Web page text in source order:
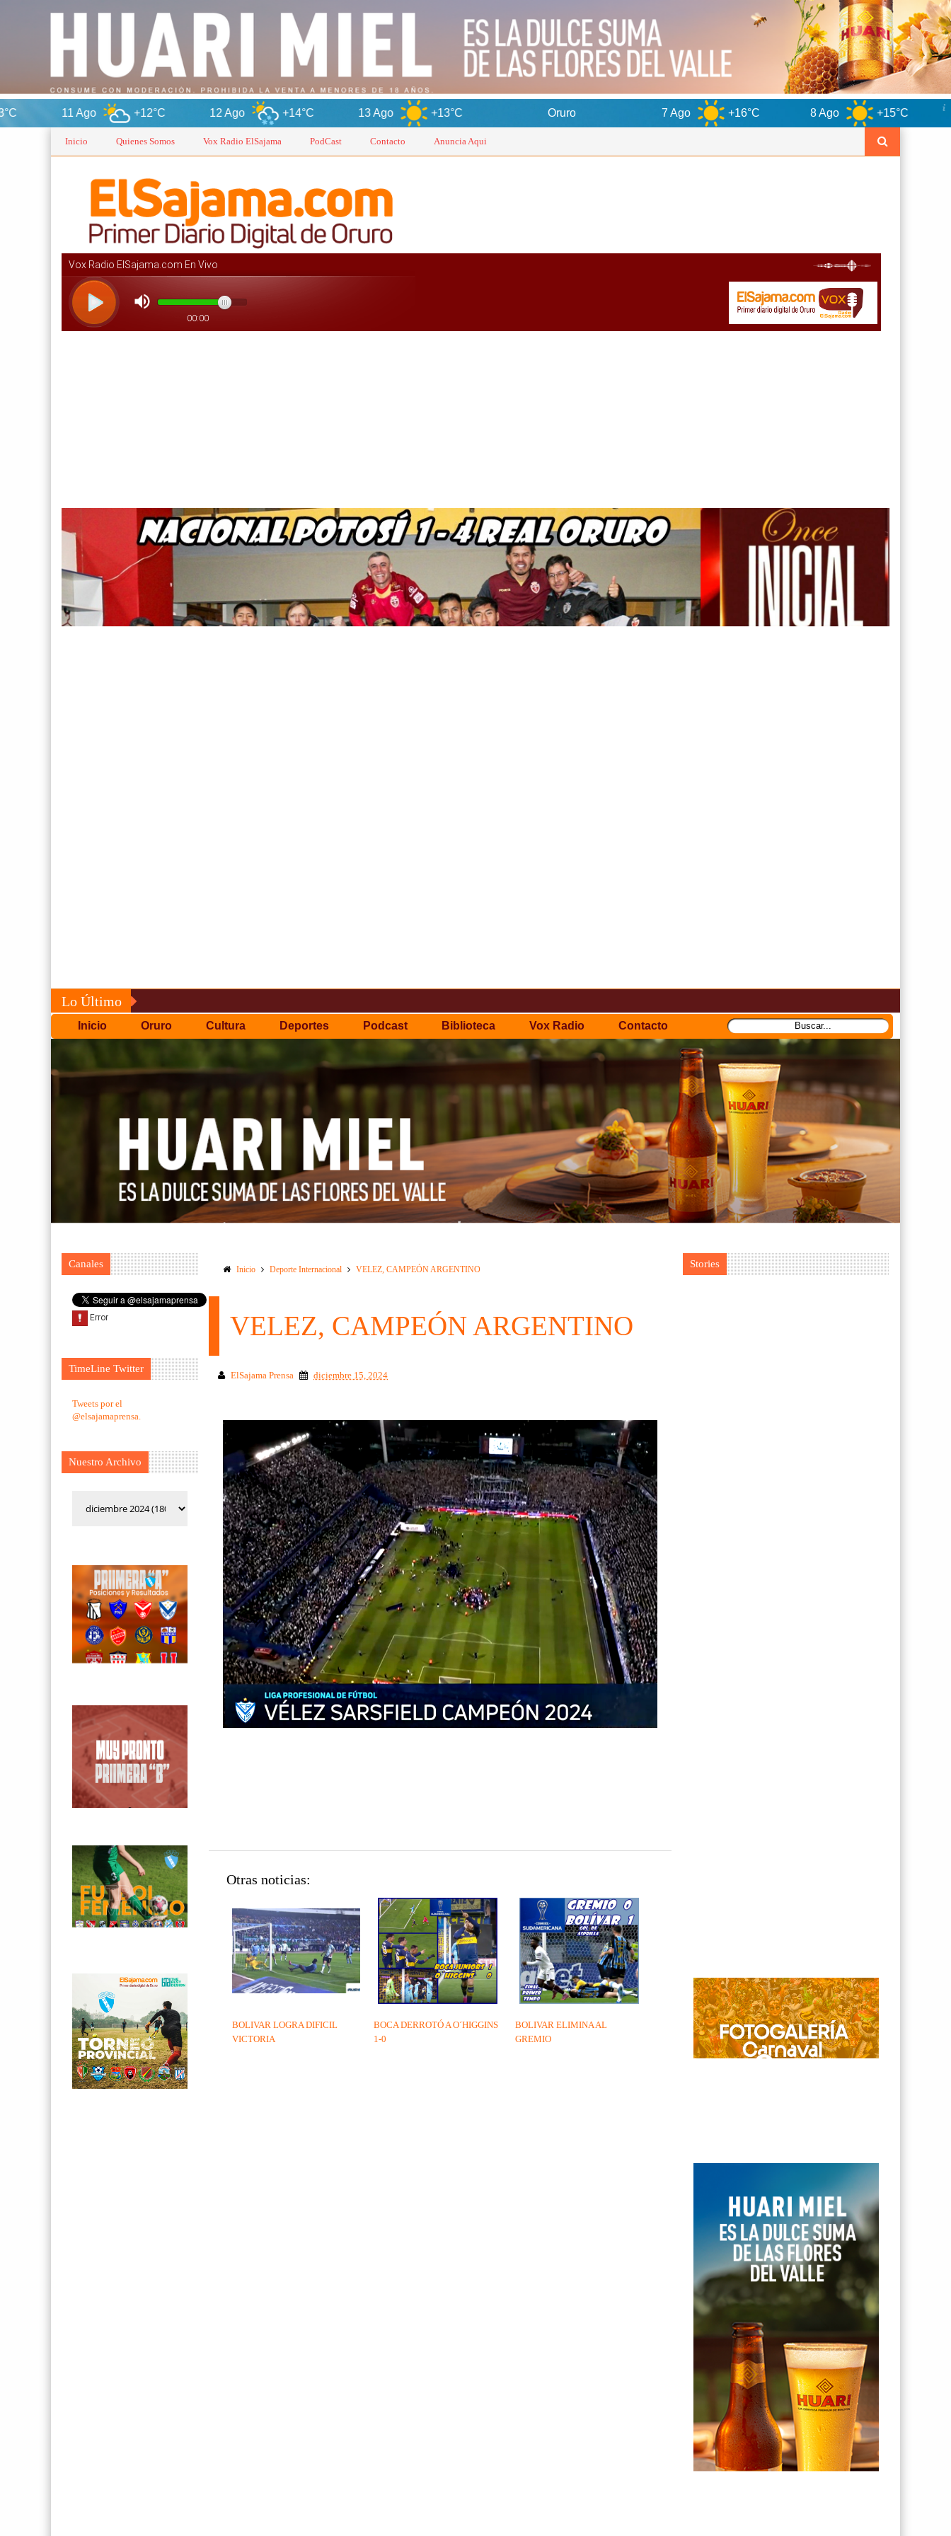
11 Ago +12°C 12 Ago +14°C 13 Ago +13°C +16°C 8 Ago +15°C 9 Ago
Inicio Quienes Somos Vox Radio ElSajama PodCast Contacto Anuncia Aqui
Lo Último
Inicio Oruro Cultura Deportes Podcast Biblioteca Vox Radio Contacto
Canales
TimeLine Twitter
Tweets por el
@elsajamaprensa.
Nuestro Archivo
Inicio Deporte Internacional VELEZ, CAMPEÓN ARGENTINO
VELEZ, CAMPEÓN ARGENTINO
ElSajama Prensa diciembre 15, 2024
Otras noticias:
BOLIVAR ELIMINA AL
GREMIO
BOCA DERROTÓ A O´HIGGINS
1-0
BOLIVAR LOGRA DIFICIL
VICTORIA
Stories